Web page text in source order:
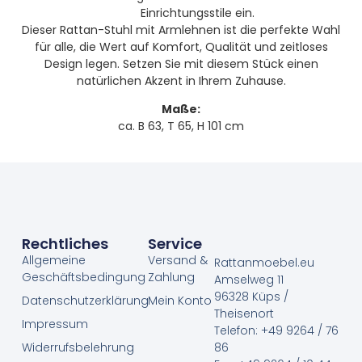
Einrichtungsstile ein.
Dieser Rattan-Stuhl mit Armlehnen ist die perfekte Wahl
für alle, die Wert auf Komfort, Qualität und zeitloses
Design legen. Setzen Sie mit diesem Stück einen
natürlichen Akzent in Ihrem Zuhause.
Maße:
ca. B 63, T 65, H 101 cm
Rattanmoebel.eu
Amselweg 11
96328 Küps /
Theisenort
Telefon: +49 9264 / 76
86
Rechtliches
Allgemeine
Geschäftsbedingung
Datenschutzerklärung
Impressum
Widerrufsbelehrung
Service
Versand &
Zahlung
Mein Konto